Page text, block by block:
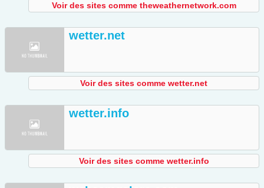
Voir des sites comme theweathernetwork.com
wetter.net
Voir des sites comme wetter.net
wetter.info
Voir des sites comme wetter.info